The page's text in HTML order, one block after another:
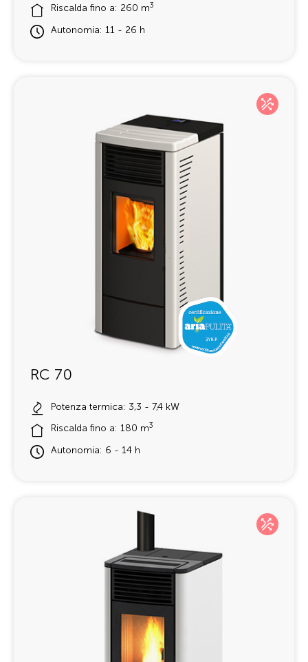
Riscalda fino a: 260 m3
Autonomia: 11 - 26 h
RC 70
Potenza termica: 3,3 - 7,4 kW
Riscalda fino a: 180 m3
Autonomia: 6 - 14 h